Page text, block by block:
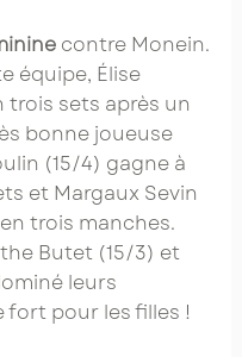
contre Monein.
équipe, Élise
trois sets après un
bonne joueuse
(15/4) gagne à
et Margaux Sevin
trois manches.
Butet (15/3) et
leurs
fort pour les filles !